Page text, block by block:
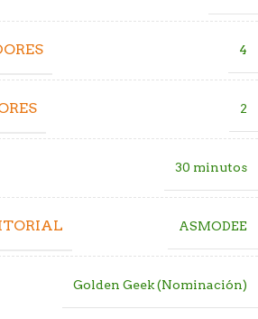
4
2
30 minutos
ASMODEE
Golden Geek (Nominación)